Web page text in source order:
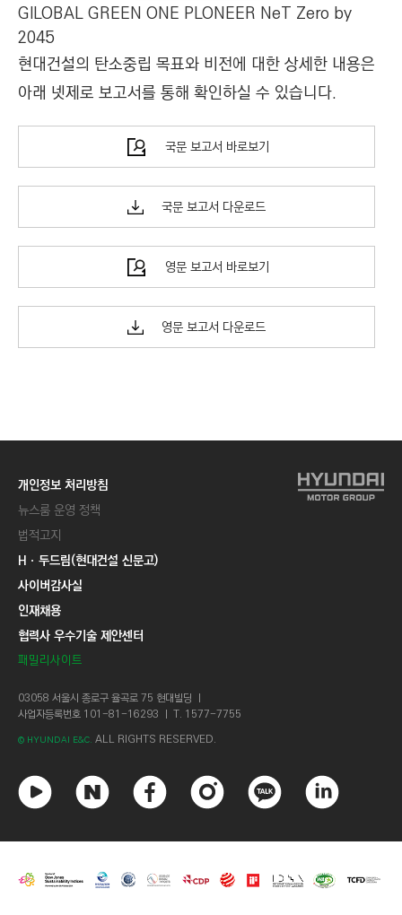
GlLOBAL GREEN ONE PLONEER NeT Zero by
2045
현대건설의 탄소중립 목표와 비전에 대한 상세한 내용은
아래 넷제로 보고서를 통해 확인하실 수 있습니다.
국문 보고서 바로보기
국문 보고서 다운로드
영문 보고서 바로보기
영문 보고서 다운로드
개인정보 처리방침
뉴스룸 운영 정책
법적고지
Hㆍ두드림(현대건설 신문고)
사이버감사실
인재채용
협력사 우수기술 제안센터
패밀리사이트
03058 서울시 종로구 율곡로 75 현대빌딩 ㅣ
사업자등록번호 101-81-16293 ㅣ T. 1577-7755
© HYUNDAI E&C. ALL RIGHTS RESERVED.
튜
브
이
이
스
북
스
타
카
오
톡
크
드
인